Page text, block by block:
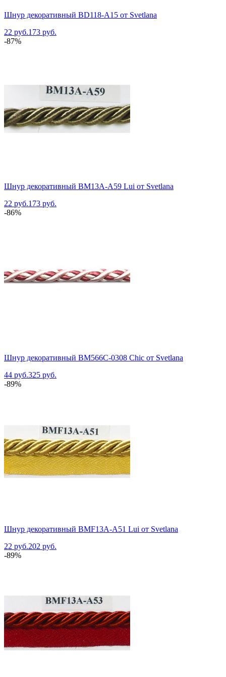
Шнур декоративный BD118-A15 от Svetlana
22 руб.173 руб.
-87%
Шнур декоративный BM13A-A59 Lui от Svetlana
22 руб.173 руб.
-86%
Шнур декоративный BM566C-0308 Chic от Svetlana
44 руб.325 руб.
-89%
Шнур декоративный BMF13A-A51 Lui от Svetlana
22 руб.202 руб.
-89%